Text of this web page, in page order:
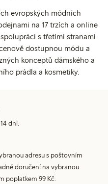
evropských módních
na 17 trzích a online
s třetími stranami.
dostupnou módu a
konceptů dámského a
prádla a kosmetiky.
dní.
adresu s poštovním
doručení na vybranou
poplatkem 99 Kč.